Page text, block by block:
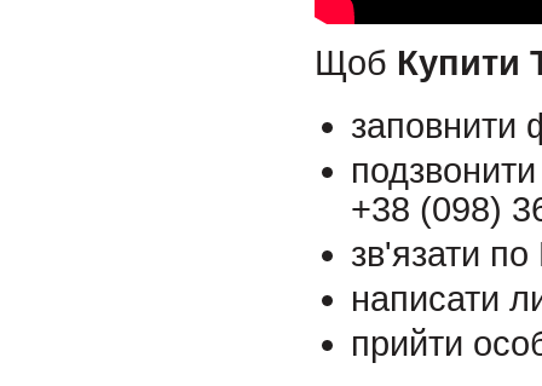
Щоб Купити
заповнити
+38 (098)
зв'язати
написати
прийти